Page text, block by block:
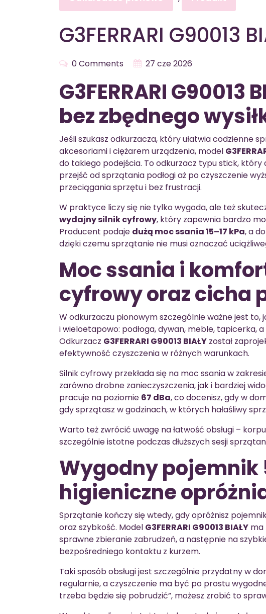
G3FERRARI G90013
0 Comments 27 cze 2026
G3FERRARI G90013
bez zbędnego
Jeśli szukasz odkurzacza, który ułatwia codzienne
akcesoriami i ciężarem urządzenia, model
do takiego podejścia. To odkurzacz typu stick,
przejść od sprzątania podłogi aż po czyszczenie
przeciągania sprzętu i bez frustracji.
W praktyce liczy się nie tylko wygoda, ale też
wydajny silnik cyfrowy, który zapewnia bardzo
Producent podaje dużą moc ssania 15–17 kPa, a
dzięki czemu sprzątanie nie musi oznaczać
Moc ssania i
cyfrowy oraz cicha
W odkurzaczu pionowym szczególnie ważne jest to,
i wieloetapowo: podłoga, dywan, meble, tapicerka,
Odkurzacz G3FERRARI G90013 BIAŁY został
efektywność czyszczenia w różnych warunkach.
Silnik cyfrowy przekłada się na moc ssania w
zarówno drobne zanieczyszczenia, jak i bardziej
pracuje na poziomie 67 dBa, co docenisz, gdy w
gdy sprzątasz w godzinach, w których hałaśliwy
Warto też zwrócić uwagę na łatwość obsługi –
szczególnie istotne podczas dłuższych sesji
Wygodny pojemnik
higieniczne
Sprzątanie kończy się wtedy, gdy opróżnisz
oraz szybkość. Model G3FERRARI G90013 BIAŁY ma
sprawne zbieranie zabrudzeń, a następnie na
bezpośredniego kontaktu z kurzem.
Taki sposób obsługi jest szczególnie przydatny w
regularnie, a czyszczenie ma być po prostu
trzeba będzie się pobrudzić”, możesz zrobić to